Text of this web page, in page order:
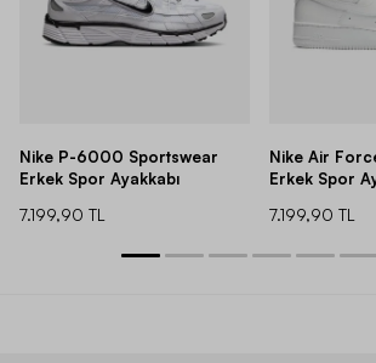
Nike P-6000 Sportswear
Erkek Spor Ayakkabı
7.199,90 TL
Nike Air
Erkek Spor
7.199,90 TL